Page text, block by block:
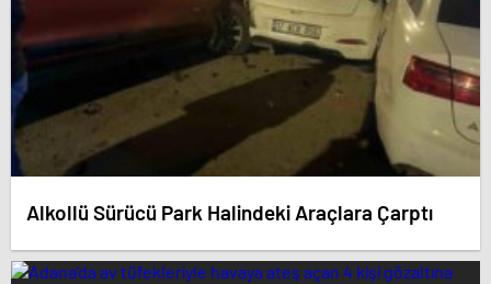
Alkollü Sürücü Park Halindeki Araçlara Çarptı